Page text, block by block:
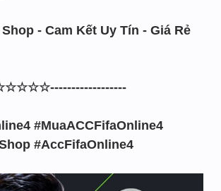
- Cam Kết Uy Tín - Giá Rẻ
#MuaACCFifaOnline4
#AccFifaOnline4